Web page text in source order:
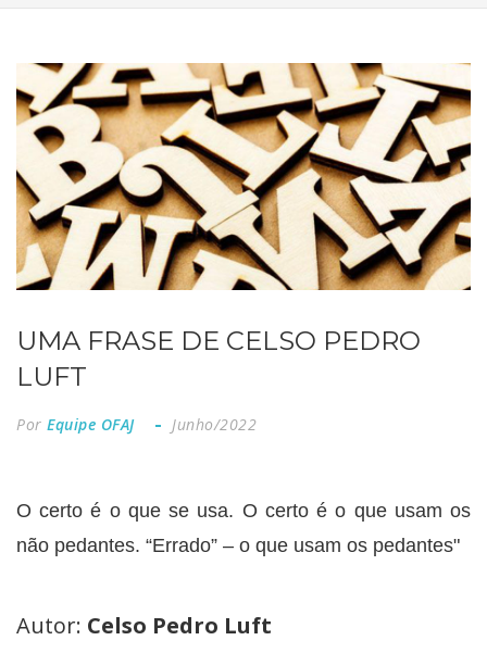
UMA FRASE DE CELSO PEDRO
LUFT
Por Equipe OFAJ Junho/2022
O certo é o que se usa. O certo é o que usam os
não pedantes. “Errado” – o que usam os pedantes"
Autor: Celso Pedro Luft